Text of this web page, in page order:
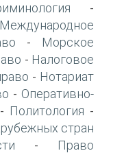
-
Международное
-
Морское
- Налоговое
- Нотариат
- Оперативно-
- Политология -
стран
-
Право